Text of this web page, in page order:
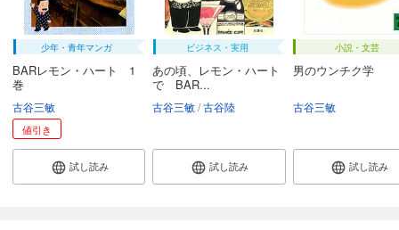
少年・青年マンガ
BARレモン・ハート 1
巻
古谷三敏
値引き
試し読み
ビジネス・実用
あの頃、レモン・ハート
で BAR...
古谷三敏 古谷陸
試し読み
小説・文芸
男のウンチク学
古谷三敏
試し読み